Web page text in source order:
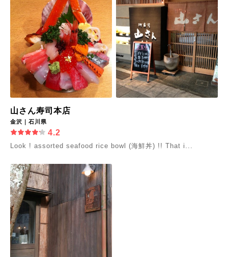
山さん寿司本店
金沢｜石川県
4.2
Look ! assorted seafood rice bowl (海鮮丼) !! That i...